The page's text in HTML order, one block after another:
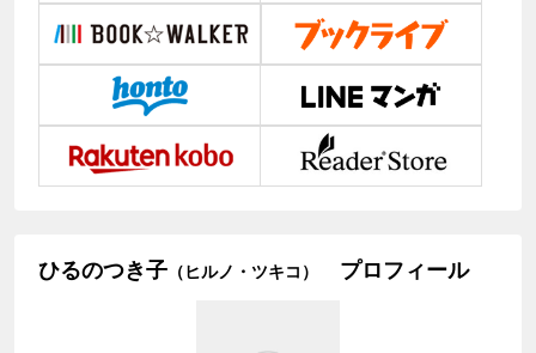
ひるのつき子 （ヒルノ・ツキコ） プロフィール